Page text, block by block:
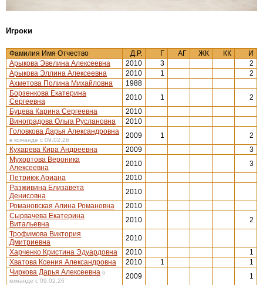
Игроки
Фамилия Имя Отчество Д.Р. Г АГ ЖК КК
И
Арыкова Эвелина Алексеевна
2010 3
2
Арыкова Эллина Алексеевна
2010 1
2
Ахметова Полина Михайловна
1988
Борзенкова Екатерина
Сергеевна
2010 1
2
Буцева Карина Сергеевна
2010
Виноградова Ольга Руслановна
2010
Головкова Дарья Александровна
в команде с 09.02.26
2009 1
2
Кухарева Кира Андреевна
2009
3
Мухортова Вероника
Алексеевна
2010
3
Петриюк Ариана
2010
Разживина Елизавета
Денисовна
2010
Романовская Алина Романовна
2010
Сырвачева Екатерина
Витальевна
2010
2
Трофимова Виктория
Дмитриевна
2010
Харченко Кристина Эдуардовна
2010
1
Хватова Ксения Александровна
2010 1
1
Чиркова Дарья Алексеевна в
команде с 09.02.26
2009
1